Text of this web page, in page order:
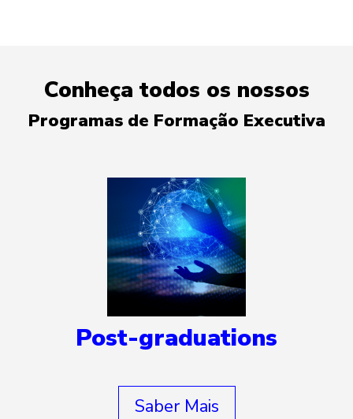
Conheça todos os nossos
Programas de Formação Executiva
Post-graduations
Saber Mais